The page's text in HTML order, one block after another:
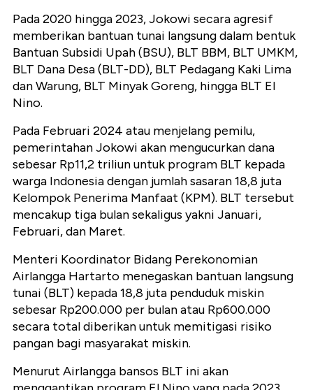
Pada 2020 hingga 2023, Jokowi secara agresif
memberikan bantuan tunai langsung dalam bentuk
Bantuan Subsidi Upah (BSU), BLT BBM, BLT UMKM,
BLT Dana Desa (BLT-DD), BLT Pedagang Kaki Lima
dan Warung, BLT Minyak Goreng, hingga BLT El
Nino.
Pada Februari 2024 atau menjelang pemilu,
pemerintahan Jokowi akan mengucurkan dana
sebesar Rp11,2 triliun untuk program BLT kepada
warga Indonesia dengan jumlah sasaran 18,8 juta
Kelompok Penerima Manfaat (KPM). BLT tersebut
mencakup tiga bulan sekaligus yakni Januari,
Februari, dan Maret.
Menteri Koordinator Bidang Perekonomian
Airlangga Hartarto menegaskan bantuan langsung
tunai (BLT) kepada 18,8 juta penduduk miskin
sebesar Rp200.000 per bulan atau Rp600.000
secara total diberikan untuk memitigasi risiko
pangan bagi masyarakat miskin.
Menurut Airlangga bansos BLT ini akan